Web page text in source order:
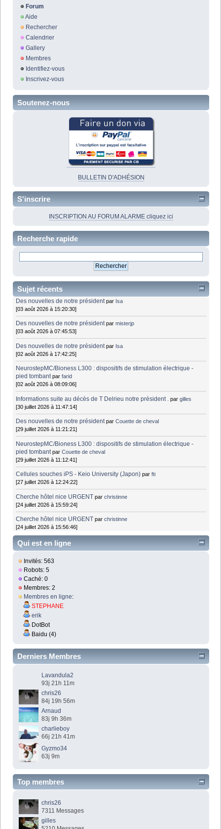
Forum
Aide
Rechercher
Calendrier
Gallery
Membres
Identifiez-vous
Inscrivez-vous
Soutenez-nous
BULLETIN D'ADHÉSION
S'inscrire
INSCRIPTION AU FORUM ALARME cliquez ici
Recherche rapide
Sujet récents
Des nouvelles de notre président par Isa
[03 août 2026 à 15:20:30]
Des nouvelles de notre président parmisterjp
[03 août 2026 à 07:45:53]
Des nouvelles de notre président par Isa
[02 août 2026 à 17:42:25]
NeurostepMC/Bioness L300 : dispositifs de stimulation électrique -
pied tombant parfarid
[02 août 2026 à 08:09:06]
Informations suite au décès de T Delrieu notre président . pargilles
[30 juillet 2026 à 11:47:14]
Des nouvelles de notre président parCouette de cheval
[29 juillet 2026 à 11:21:21]
NeurostepMC/Bioness L300 : dispositifs de stimulation électrique -
pied tombant parCouette de cheval
[29 juillet 2026 à 11:12:41]
Cellules souches iPS - Keio University (Japon) parfti
[27 juillet 2026 à 12:24:22]
Cherche hôtel nice URGENT parchristinne
[24 juillet 2026 à 15:59:24]
Cherche hôtel nice URGENT parchristinne
[24 juillet 2026 à 15:56:46]
Qui est en ligne
Invités: 563
Robots: 5
Caché: 0
Membres: 2
Membres en ligne:
STEPHANE
erik
DotBot
Baidu (4)
Derniers Membres
Lavandula2
93j 21h 11m
chris26
84j 19h 56m
Arnaud
83j 9h 36m
charlieboy
66j 21h 41m
Gyzmo34
63j 9m
Top membres
chris26
7311 Messages
gilles